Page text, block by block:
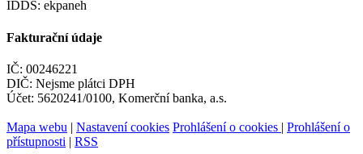
IDDS: ekpaneh
Fakturační údaje
IČ: 00246221
DIČ: Nejsme plátci DPH
Účet: 5620241/0100, Komerční banka, a.s.
Mapa webu | Nastavení cookies Prohlášení o cookies | Prohlášení o
přístupnosti | RSS